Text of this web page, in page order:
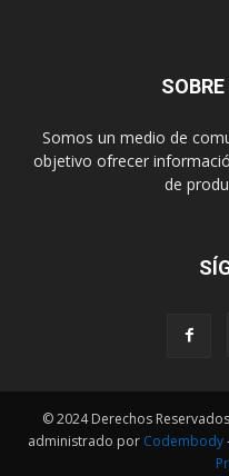
Somos un medio de
objetivo ofrecer
de
© 2024 Derechos
administrado por Codembody